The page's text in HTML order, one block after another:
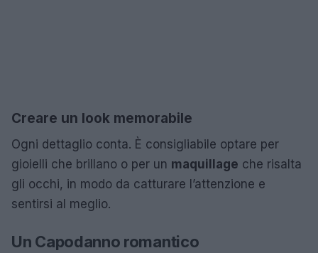
Creare un look memorabile
Ogni dettaglio conta. È consigliabile optare per
gioielli che brillano o per un maquillage che risalta
gli occhi, in modo da catturare l’attenzione e
sentirsi al meglio.
Un Capodanno romantico